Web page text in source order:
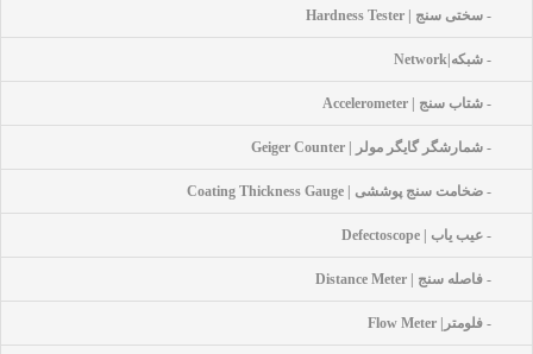
- سختی سنج | Hardness Tester
- شبکه|network
- شتاب سنج | Accelerometer
- شمارشگر گایگر مولر | Geiger Counter
- ضخامت سنج پوششی | Coating Thickness Gauge
- عیب یاب | Defectoscope
- فاصله سنج | Distance Meter
- فلومتر| Flow Meter